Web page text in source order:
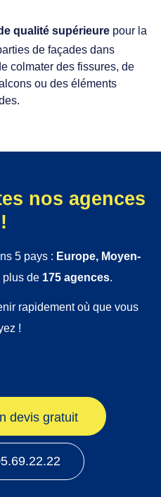
qualité supérieure pour la
de façades dans
colmater des fissures, de
ou des éléments
nos agences
!
5 pays : Europe, Moyen-
plus de 175 agences.
rapidement où que vous
!
devis gratuit